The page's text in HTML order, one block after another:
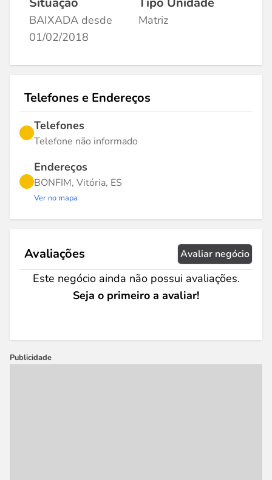
BAIXADA desde
01/02/2018
Matriz
Telefones e Endereços
Telefones
Telefone não informado
Endereços
BONFIM, Vitória, ES
Ver no mapa
Avaliações Avaliar negócio
Este negócio ainda não possui avaliações.
Seja o primeiro a avaliar!
Publicidade